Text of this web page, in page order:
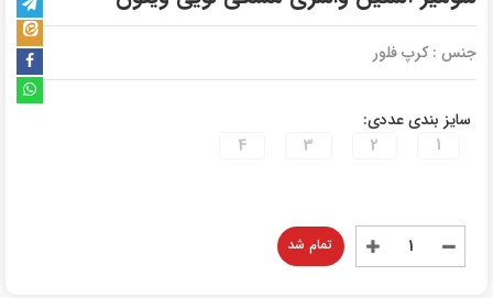
جنس : کرپ فلور
سایز بندی عددی:
1
2
3
4
تمام شد